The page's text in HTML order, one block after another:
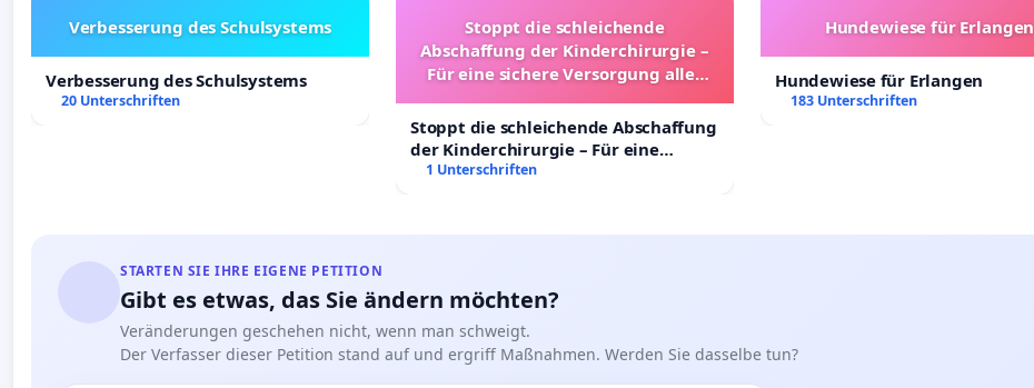
Verbesserung des Schulsystems
Verbesserung des Schulsystems
20 Unterschriften
Stoppt die schleichende
Abschaffung der Kinderchirurgie –
Für eine sichere Versorgung aller
Stoppt die schleichende Abschaffung
der Kinderchirurgie – Für eine
sichere Versorgung aller Kinder in
1 Unterschriften
Hundewiese für Erlangen
Hundewiese für Erlangen
183 Unterschriften
STARTEN SIE IHRE EIGENE PETITION
Gibt es etwas, das Sie ändern möchten?
Veränderungen geschehen nicht, wenn man schweigt.
Der Verfasser dieser Petition stand auf und ergriff Maßnahmen. Werden Sie dasselbe tun?